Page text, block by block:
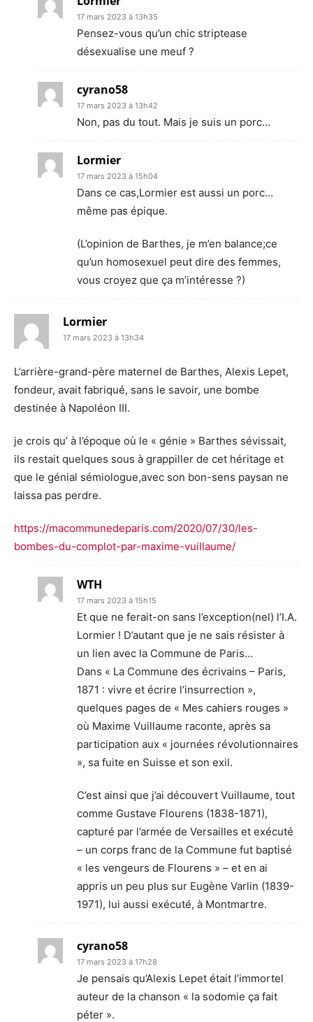
17 mars 2023 à 13h35
Pensez-vous qu’un chic striptease
désexualise une meuf ?
cyrano58
17 mars 2023 à 13h42
Non, pas du tout. Mais je suis un porc…
Lormier
17 mars 2023 à 15h04
Dans ce cas,Lormier est aussi un porc…
même pas épique.
(L’opinion de Barthes, je m’en balance;ce
qu’un homosexuel peut dire des femmes,
vous croyez que ça m’intéresse ?)
Lormier
17 mars 2023 à 13h34
L’arrière-grand-père maternel de Barthes, Alexis Lepet,
fondeur, avait fabriqué, sans le savoir, une bombe
destinée à Napoléon III.
je crois qu’ à l’époque où le « génie » Barthes sévissait,
ils restait quelques sous à grappiller de cet héritage et
que le génial sémiologue,avec son bon-sens paysan ne
laissa pas perdre.
https://macommunedeparis.com/2020/07/30/les-
bombes-du-complot-par-maxime-vuillaume/
WTH
17 mars 2023 à 15h15
Et que ne ferait-on sans l’exception(nel) l’I.A.
Lormier ! D’autant que je ne sais résister à
un lien avec la Commune de Paris…
Dans « La Commune des écrivains – Paris,
1871 : vivre et écrire l’insurrection »,
quelques pages de « Mes cahiers rouges »
où Maxime Vuillaume raconte, après sa
participation aux « journées révolutionnaires
», sa fuite en Suisse et son exil.
C’est ainsi que j’ai découvert Vuillaume, tout
comme Gustave Flourens (1838-1871),
capturé par l’armée de Versailles et exécuté
– un corps franc de la Commune fut baptisé
« les vengeurs de Flourens » – et en ai
appris un peu plus sur Eugène Varlin (1839-
1971), lui aussi exécuté, à Montmartre.
cyrano58
17 mars 2023 à 17h28
Je pensais qu’Alexis Lepet était l’immortel
auteur de la chanson « la sodomie ça fait
péter ».